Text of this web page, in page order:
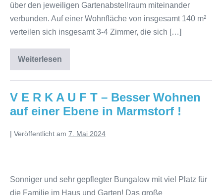
über den jeweiligen Gartenabstellraum miteinander
verbunden. Auf einer Wohnfläche von insgesamt 140 m²
verteilen sich insgesamt 3-4 Zimmer, die sich […]
Weiterlesen
V E R K A U F T – Besser Wohnen
auf einer Ebene in Marmstorf !
| Veröffentlicht am 7. Mai 2024
Sonniger und sehr gepflegter Bungalow mit viel Platz für
die Familie im Haus und Garten! Das große